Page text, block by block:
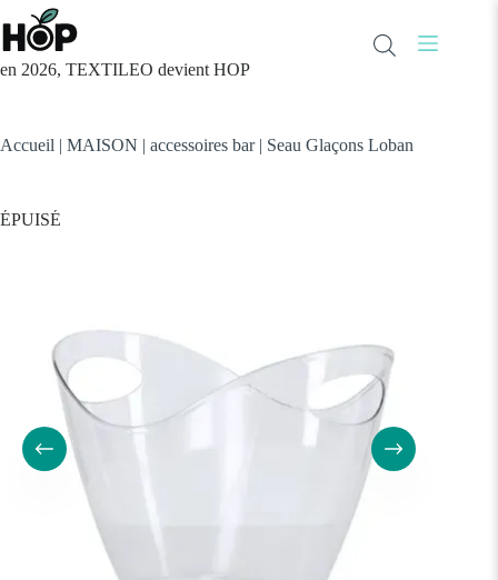
Passer
au
contenu
en 2026, TEXTILEO devient HOP
Accueil | MAISON | accessoires bar| Seau Glaçons Loban
ÉPUISÉ